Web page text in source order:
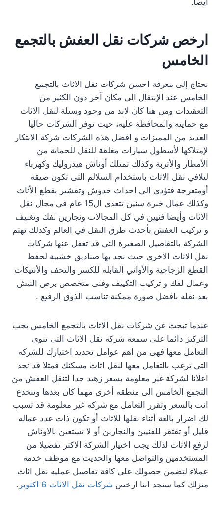
ارخص شركات نقل العفش بالتجمع
الخامس
نحتاج إلى معرفة احسن شركات نقل الاثاث بالتجمع
الخامس عند الإنتقال الى مكان آخر دون الكثير من
التعقيدات ومن هنا كان لابد من وجود وسيلة لنقل الاثاث
مع حمايته والمحافظة عليه، حيث توفر الشركات حاليا
العديد من المميزات و افضل هذه الشركات شركة الابتكار
لإمتلاكها لأسطول سيارات مغلقة للنقل للحماية من
الأمطار والأتربة وكذلك تمتلك أوناش هيدروليك وكهرباء
لتلافي نقل الاثاث باستخدام السلالم التى تكون ضيقة
أومتعرجة فتؤدى الى احداث خدوش وتقشير بقطع الأثاث
وكذلك عمال خبرة سنين تتعدى ال15 عام في مجال نقل
الاثاث وأيضا فنيين في كل المجالات ونجارين لفك وتغليف
و تركيب العفش بأحدث طرق النقل في العالم وكذلك تهتم
الشركة بالتفاصيل الصغيرة التى قد تغفل عنها شركات
نقل الاثاث الاخرى حيث نجد بها صناديق خشبية لحفظ
القطع الزجاجية والأواني القابلة للكسر والتحف والأنتيكات
وعمال لفك و تركيب التكييف وفنى متخصص برص النيش
بعد نقله بافضل صورة ممكنة تناسب الذوق الرفيع .
عندما تبحث عن شركات نقل الاثاث بالتجمع الخامس يجب
التركيز دائما على سمعة شركة نقل الاثاث التى تنوى
التعامل معها فهى من اهم عوامل تحديد اختيارك للشركه
التى ترغب بالتعامل معها لنقل اثاث مسكنك فمثلا قد تجد
اعلانا لشركة غير معلومة بسعر زهيد جدا لتنقل العفش من
التجمع الخامس الى منطقه أخرى مهما كان بعدها وتنخدع
انت بالسعر وتقرر التعامل مع شركة غير معلومة قد تسبب
لك اضرار بالغة أثناء نقلها للاثاث أو تكون ذات عدد عماله
قليل أو تفتقر للفنيين والنجارين أو لا تستعين بالاوناش
لرفع الاثاث لذلك يجب اختيار الشركة الاكثر تفضيلا من
المستخدمين والتواصل معها والحديث مع موظف خدمة
عملاء لتضمن حصولك على كافة تفاصيل عمليه نقل اثاث
منزلك كما ستجد اننا ارخص شركات نقل الاثاث 6 اكتوبر .